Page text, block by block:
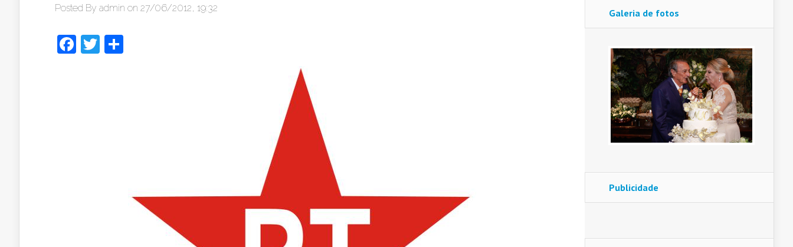
Posted By admin on 27/06/2012, 19:32
Facebook
Twitter
Galeria de fotos
Publicidade